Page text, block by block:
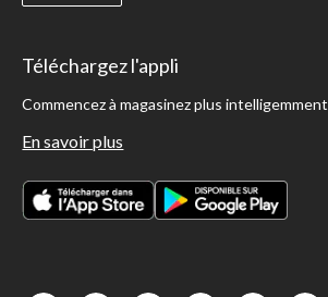
Téléchargez l'appli
Commencez à magasinez plus intelligemment
En savoir plus